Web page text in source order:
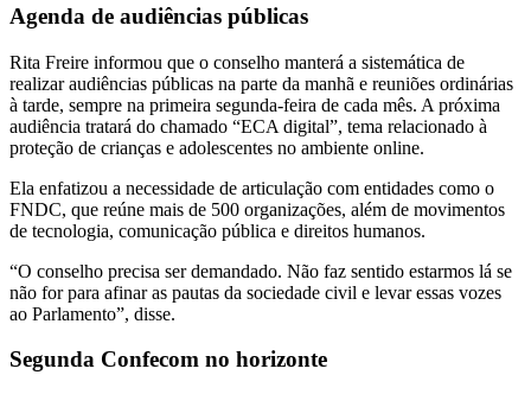
Agenda de audiências públicas
Rita Freire informou que o conselho manterá a sistemática de
realizar audiências públicas na parte da manhã e reuniões ordinárias
à tarde, sempre na primeira segunda-feira de cada mês. A próxima
audiência tratará do chamado “ECA digital”, tema relacionado à
proteção de crianças e adolescentes no ambiente online.
Ela enfatizou a necessidade de articulação com entidades como o
FNDC, que reúne mais de 500 organizações, além de movimentos
de tecnologia, comunicação pública e direitos humanos.
“O conselho precisa ser demandado. Não faz sentido estarmos lá se
não for para afinar as pautas da sociedade civil e levar essas vozes
ao Parlamento”, disse.
Segunda Confecom no horizonte